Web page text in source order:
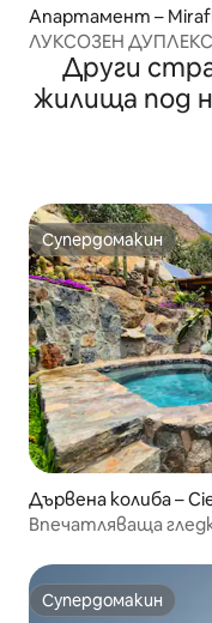
Апартамент –
ЛУКСОЗЕН ДУПЛЕКС
Други
жилища под
Супердомакин
Супердомакин
Дървена колиба –
Впечатляваща
Супердомакин
Супердомакин